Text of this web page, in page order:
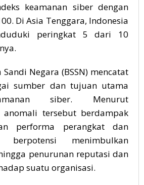
keamanan siber dengan
Di Asia Tenggara, Indonesia
peringkat 5 dari 10
Negara (BSSN) mencatat
sumber dan tujuan utama
siber. Menurut
anomali tersebut berdampak
performa perangkat dan
menimbulkan
penurunan reputasi dan
suatu organisasi.